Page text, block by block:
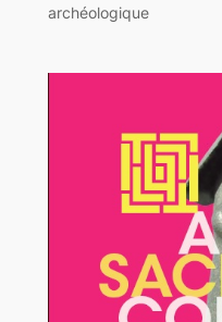
archéologique